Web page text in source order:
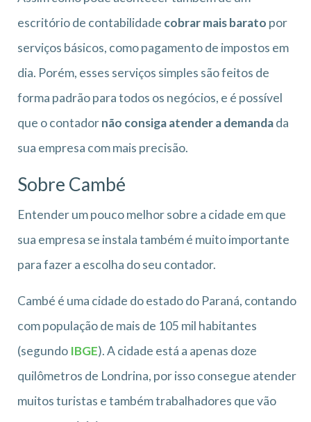
escritório de contabilidade cobrar mais barato por
serviços básicos, como pagamento de impostos em
dia. Porém, esses serviços simples são feitos de
forma padrão para todos os negócios, e é possível
que o contadornão consiga atender a demandada
sua empresa com mais precisão.
Sobre Cambé
Entender um pouco melhor sobre a cidade em que
sua empresa se instala também é muito importante
para fazer a escolha do seu contador.
Cambé é uma cidade do estado do Paraná, contando
com população de mais de 105 mil habitantes
(segundo IBGE). A cidade está a apenas doze
quilômetros de Londrina, por isso consegue atender
muitos turistas e também trabalhadores que vão